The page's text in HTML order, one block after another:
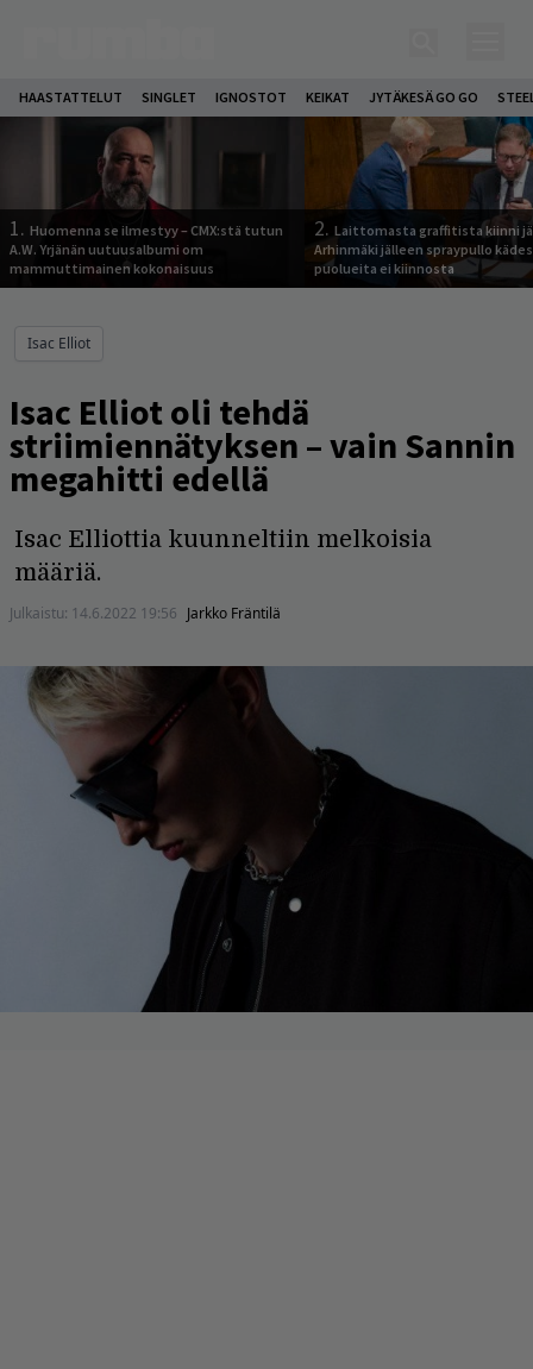
HAASTATTELUT SINGLET IGNOSTOT KEIKAT JYTÄKESÄ GO GO
1. Huomenna se ilmestyy – CMX:stä tutun
A.W. Yrjänän uutuusalbumi om
mammuttimainen kokonaisuus
2. Laittomasta graffitista kiinni
Arhinmäki jälleen spraypullo
puolueita ei kiinnosta
Isac Elliot
Isac Elliot oli tehdä
striimiennätyksen – vain Sannin
megahitti edellä
Isac Elliottia kuunneltiin melkoisia
määriä.
Julkaistu: 14.6.2022 19:56 Jarkko Fräntilä